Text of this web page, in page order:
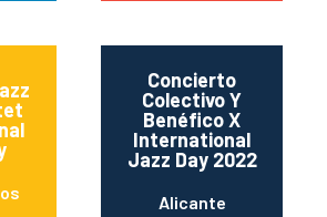
Concierto
Colectivo Y
Benéfico X
International
Jazz Day 2022
Alicante